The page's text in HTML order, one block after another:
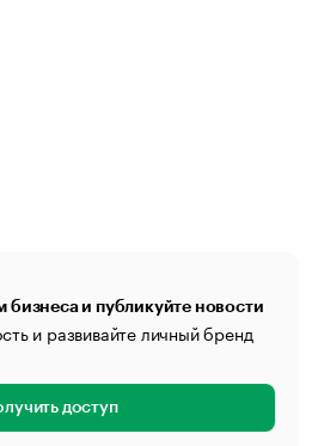
бизнеса и публикуйте новости
и развивайте личный бренд
доступ